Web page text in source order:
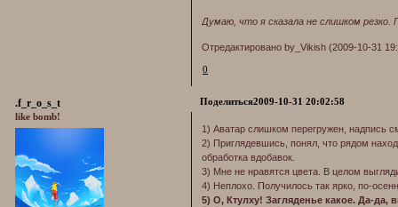
Думаю, что я сказала не слишком резко.
Отредактировано by_Vikish (2009-10-31
0
Поделиться2009-10-31 20:02:58
.f_r_o_s_t
like bomb!
1) Аватар слишком перегружен, надпись
2) Приглядевшись, понял, что рядом
обработка вдобавок.
3) Мне не нравятся цвета. В целом
4) Неплохо. Получилось так ярко, по-
5) О, Ктулху! Загляденье какое. Да-да,